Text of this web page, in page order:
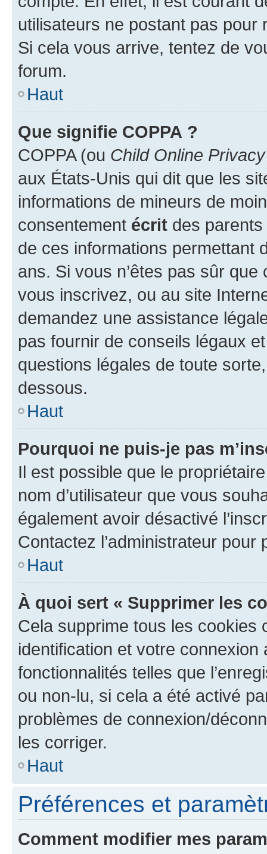
utilisateurs ne postant pas pour
Si cela vous arrive, tentez de
forum.
Haut
Que signifie COPPA ?
COPPA (ou Child Online
aux États-Unis qui dit que les
informations de mineurs de
consentement écrit des parents
de ces informations permettant
ans. Si vous n’êtes pas sûr
vous inscrivez, ou au site
demandez une assistance
pas fournir de conseils légaux
questions légales de toute
dessous.
Haut
Pourquoi ne puis-je pas
Il est possible que le
nom d’utilisateur que vous
également avoir désactivé
Contactez l’administrateur
Haut
À quoi sert « Supprimer les
Cela supprime tous les cookies
identification et votre
fonctionnalités telles que
ou non-lu, si cela a été activé
problèmes de connexion/
les corriger.
Haut
Préférences et
Comment modifier mes